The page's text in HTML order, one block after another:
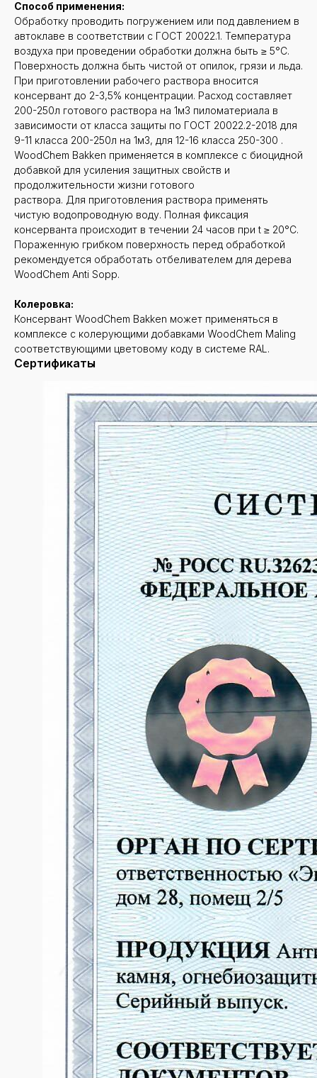
Способ применения:
Обработку проводить погружением или под давлением в
автоклаве в соответствии с ГОСТ 20022.1. Температура
воздуха при проведении обработки должна быть ≥ 5°С.
Поверхность должна быть чистой от опилок, грязи и льда.
При приготовлении рабочего раствора вносится
консервант до 2-3,5% концентрации. Расход составляет
200-250л готового раствора на 1м3 пиломатериала в
зависимости от класса защиты по ГОСТ 20022.2-2018 для
9-11 класса 200-250л на 1м3, для 12-16 класса 250-300 .
WoodChem Bakken применяется в комплексе с биоцидной
добавкой для усиления защитных свойств и
продолжительности жизни готового
раствора. Для приготовления раствора применять
чистую водопроводную воду. Полная фиксация
консерванта происходит в течении 24 часов при t ≥ 20°С.
Пораженную грибком поверхность перед обработкой
рекомендуется обработать отбеливателем для дерева
WoodChem Anti Sopp.
Колеровка:
Консервант WoodChem Bakken может применяться в
комплексе с колерующими добавками WoodChem Maling
соответствующими цветовому коду в системе RAL.
Сертификаты